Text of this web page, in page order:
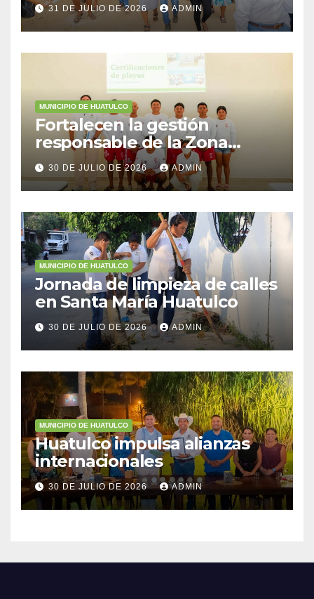
31 DE JULIO DE 2026 ADMIN
MUNICIPIO DE HUATULCO
Fortalecen la gestión
responsable de la Zona
Federal Marítimo Terrestre
30 DE JULIO DE 2026 ADMIN
MUNICIPIO DE HUATULCO
Jornada de limpieza de calles
en Santa María Huatulco
30 DE JULIO DE 2026 ADMIN
MUNICIPIO DE HUATULCO
Huatulco impulsa alianzas
internacionales
30 DE JULIO DE 2026 ADMIN